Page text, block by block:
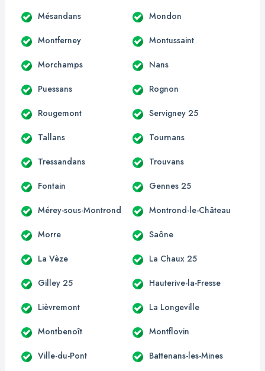
Mésandans Mondon
Montferney Montussaint
Morchamps Nans
Puessans Rognon
Rougemont Servigney 25
Tallans Tournans
Tressandans Trouvans
Fontain Gennes 25
Mérey-sous-Montrond Montrond-le-Château
Morre Saône
La Vèze La Chaux 25
Gilley 25 Hauterive-la-Fresse
Lièvremont La Longeville
Montbenoît Montflovin
Ville-du-Pont Battenans-les-Mines